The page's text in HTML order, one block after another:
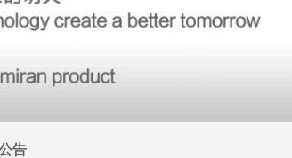
2025 国际橡塑展 2025-3-7
览会
7-26
2024-5-20
告